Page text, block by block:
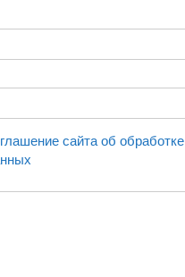
сайта об обработке